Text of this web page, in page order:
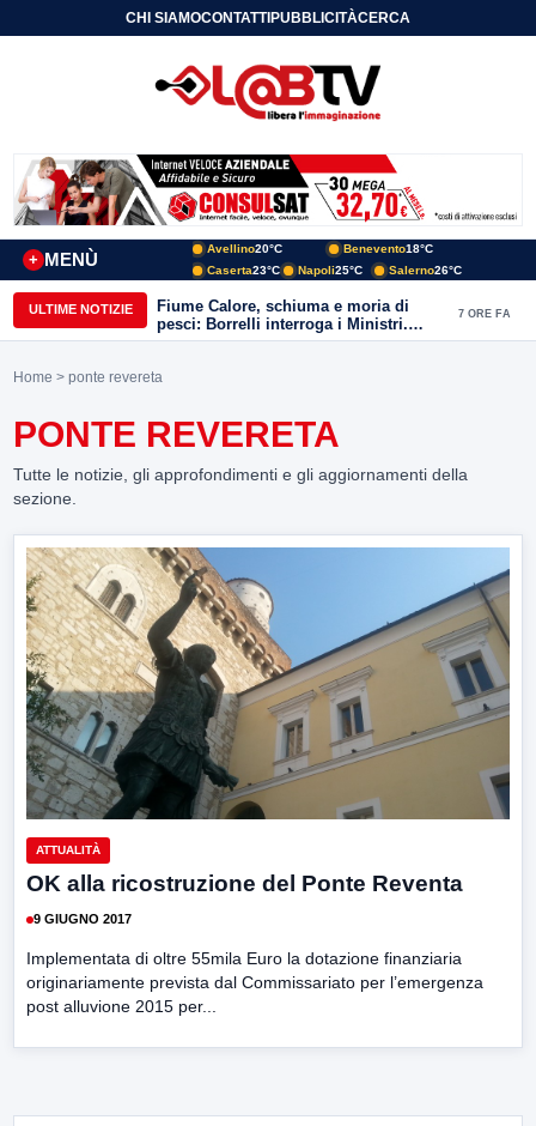
CHI SIAMOCONTATTIPUBBLICITÀCERCA
MENÙ
+
Avellino20°C Benevento18°C
Caserta23°C Napoli25°C Salerno26°C
ULTIME NOTIZIE
Fiume Calore, schiuma e moria di
pesci: Borrelli interroga i Ministri.
“Benevento paga l’assenza del
7 ORE FA
Home > ponte revereta
PONTE REVERETA
Tutte le notizie, gli approfondimenti e gli aggiornamenti della
sezione.
ATTUALITÀ
OK alla ricostruzione del Ponte Reventa
9 GIUGNO 2017
Implementata di oltre 55mila Euro la dotazione finanziaria
originariamente prevista dal Commissariato per l’emergenza
post alluvione 2015 per...